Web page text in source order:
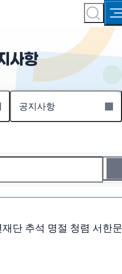
사항
공지사항
단 추석 명절 청렴 서한문